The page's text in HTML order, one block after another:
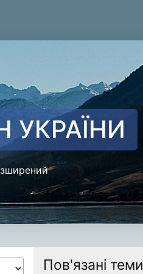
УКРАЇНИ
Пов'язані теми